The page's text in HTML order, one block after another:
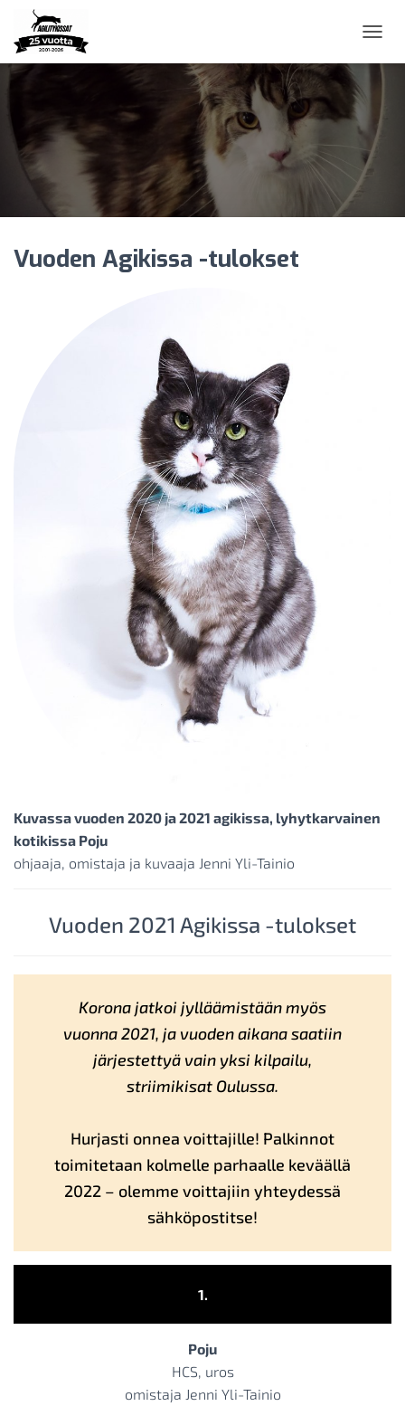
A
O
I
P
Vuoden Agikissa -tulokset
Kuvassa vuoden 2020 ja 2021 agikissa, lyhytkarvainen
kotikissa Poju
ohjaaja, omistaja ja kuvaaja Jenni Yli-Tainio
Vuoden 2021 Agikissa -tulokset
Korona jatkoi jylläämistään myös
vuonna 2021, ja vuoden aikana saatiin
järjestettyä vain yksi kilpailu,
striimikisat Oulussa.
Hurjasti onnea voittajille! Palkinnot
toimitetaan kolmelle parhaalle keväällä
2022 – olemme voittajiin yhteydessä
sähköpostitse!
1.
Poju
HCS, uros
omistaja Jenni Yli-Tainio